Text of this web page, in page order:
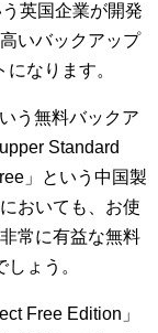
英国企業が開発
いバックアップ
なります。
う無料バックア
Standard
」という中国製
おいても、お使
常に有益な無料
ょう。
Free Edition」